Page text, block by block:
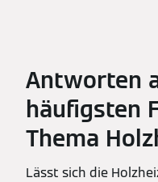
Antworten
häufigsten
Thema
Lässt sich die